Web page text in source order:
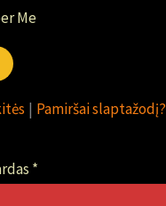
Me
| Pamiršai slaptažodį?
*